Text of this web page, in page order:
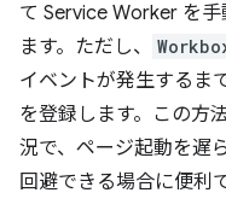
て Service Worker を
ます。ただし、
イベントが発生するま
を登録します。この方
況で、ページ起動を遅
回避できる場合に便利で